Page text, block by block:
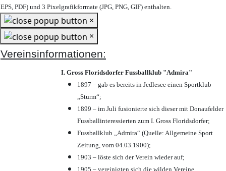
EPS, PDF) und 3 Pixelgrafikformate (JPG, PNG, GIF) enthalten.
×
×
Vereinsinformationen:
I. Gross Floridsdorfer Fussballklub "Admira"
1897 – gab es bereits in Jedlesee einen Sportklub
„Sturm“;
1899 – im Juli fusionierte sich dieser mit Donaufelder
Fussballinteressierten zum I. Gross Floridsdorfer;
Fussballklub „Admira“ (Quelle: Allgemeine Sport
Zeitung, vom 04.03.1900);
1903 – löste sich der Verein wieder auf;
1905 – vereinigten sich die wilden Vereine